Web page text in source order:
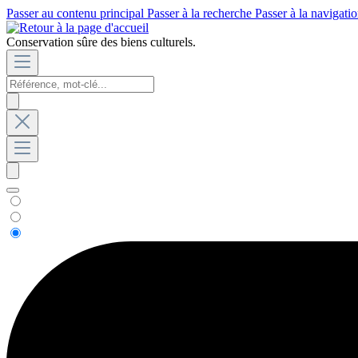
Passer au contenu principal Passer à la recherche Passer à la
Conservation sûre des biens culturels.